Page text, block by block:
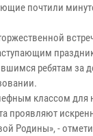
почтили
ребятам за
классом для
проявляют
Родины», -